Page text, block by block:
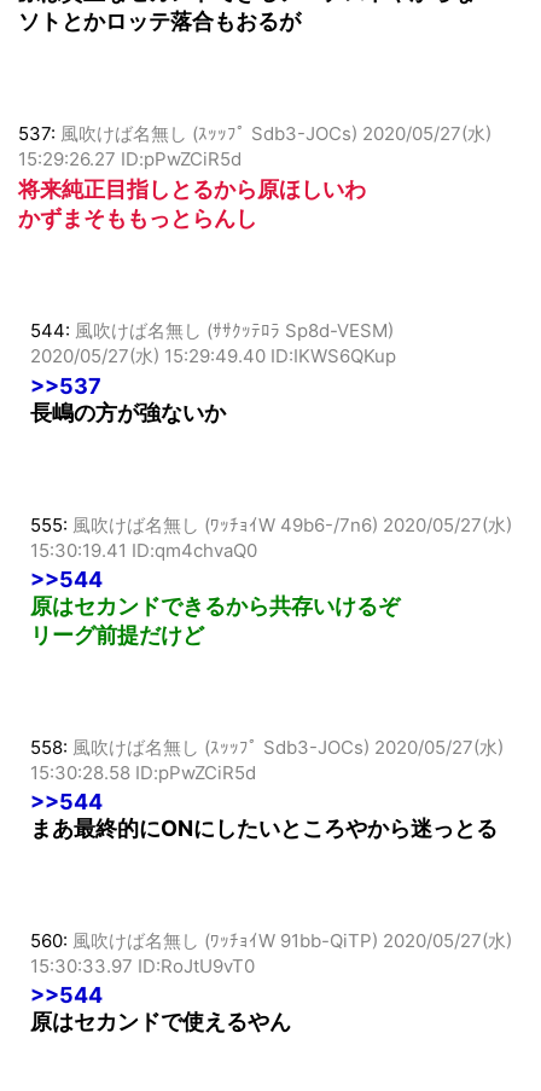
原は貴重なセカンドできるアーチストやからな
537:風吹けば名無し (ｽｯｯﾌﾟ Sdb3-JOCs)
15:29:26.27 ID:pPwZCiR5d
将来純正目指しとるから原ほしいわ
544:風吹けば名無し (ｻｻｸｯﾃﾛﾗ Sp8d-VESM)
2020/05/27(水) 15:29:49.40 ID:IKWS6QKup
>>537
555:風吹けば名無し (ﾜｯﾁｮｲW 49b6-/7n6)
15:30:19.41 ID:qm4chvaQ0
>>544
原はセカンドできるから共存いけるぞ
558:風吹けば名無し (ｽｯｯﾌﾟ Sdb3-JOCs)
15:30:28.58 ID:pPwZCiR5d
>>544
560:風吹けば名無し (ﾜｯﾁｮｲW 91bb-QiTP)
15:30:33.97 ID:RoJtU9vT0
>>544